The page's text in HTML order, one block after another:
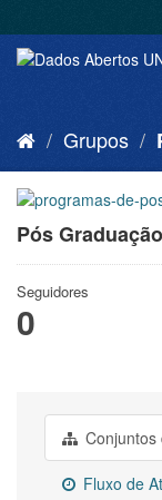
Grupos
Pós Graduação
Seguidores
0
Conjuntos
Fluxo de